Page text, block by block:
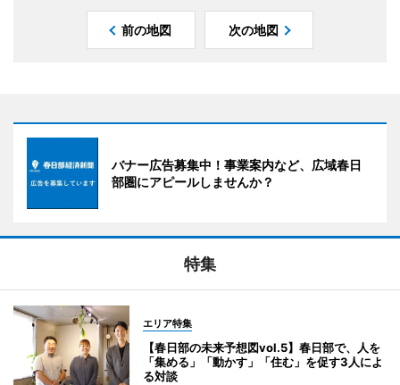
前の地図 次の地図
バナー広告募集中！事業案内など、広域春日
部圏にアピールしませんか？
特集
エリア特集
【春日部の未来予想図vol.5】春日部で、人を
「集める」「動かす」「住む」を促す3人によ
る対談